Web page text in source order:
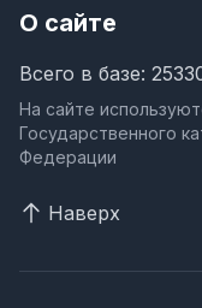
О сайте
Всего в базе:
На сайте
Государственного
Федерации
Наверх